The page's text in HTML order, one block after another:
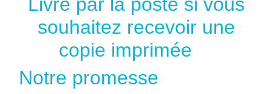
Livré par la poste si vous
souhaitez recevoir une
copie imprimée
Notre promesse